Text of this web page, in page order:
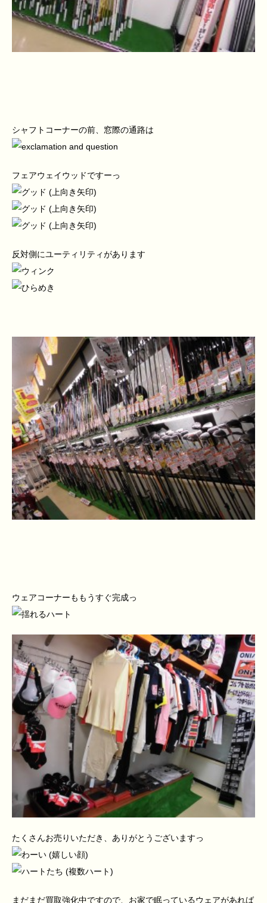
シャフトコーナーの前、窓際の通路は
フェアウェイウッドですーっ
反対側にユーティリティがあります
ウェアコーナーももうすぐ完成っ
たくさんお売りいただき、ありがとうございますっ
まだまだ買取強化中ですので、お家で眠っているウェアがあれば